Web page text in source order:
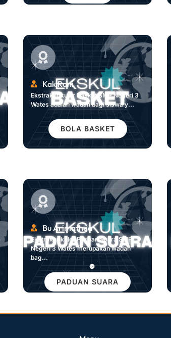
Kak Roni
Ekstrakurikuler Basket SMP Negeri 3
Wates adalah wadah bagi siswa y...
BOLA BASKET
Bu Arimathea
Ekstrakurikuler Paduan Suara SMP
Negeri 3 Wates merupakan wadah
bag...
PADUAN SUARA